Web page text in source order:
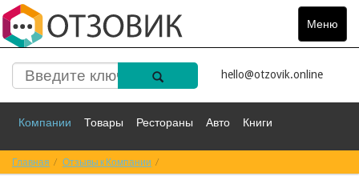
Меню
Toggle
hello@otzovik.online
Компании Товары Рестораны Авто Книги
Спорт Фильмы Деньги
Главная Отзывы к Компании